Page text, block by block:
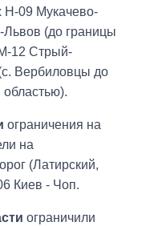
Н-09 Мукачево-
Львов (до границы
12 Стрый-
Вербиловцы до
областью).
ограничения на
на
(Латирский,
Киев - Чоп.
ограничили